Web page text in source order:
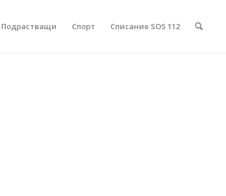
Подрастващи Спорт Списание SOS 112